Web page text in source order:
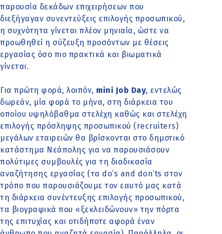
παρουσία δεκάδων επιχειρήσεων που
διεξήγαγαν συνεντεύξεις επιλογής προσωπικού,
η συχνότητα γίνεται πλέον μηνιαία, ώστε να
προωθηθεί η σύζευξη προσόντων με θέσεις
εργασίας όσο πιο πρακτικά και βιωματικά
γίνεται.
Για πρώτη φορά, λοιπόν, mini Job Day, εντελώς
δωρεάν, μία φορά το μήνα, στη διάρκεια του
οποίου υψηλόβαθμα στελέχη καθώς και στελέχη
επιλογής πρόσληψης προσωπικού (recruiters)
μεγάλων εταιρειών θα βρίσκονται στο δημοτικό
κατάστημα Νεάπολης για να παρουσιάσουν
πολύτιμες συμβουλές για τη διαδικασία
αναζήτησης εργασίας (τα do’s and don’ts στον
τρόπο που παρουσιάζουμε τον εαυτό μας κατά
τη διάρκεια συνέντευξης επιλογής προσωπικού,
τα βιογραφικά που «ξεκλειδώνουν» την πόρτα
της επιτυχίας και οτιδήποτε αφορά έναν